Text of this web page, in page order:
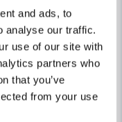
and ads, to
analyse our traffic.
use of our site with
partners who
that you’ve
from your use